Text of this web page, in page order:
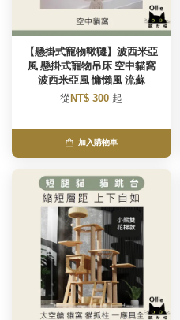
【懸掛式寵物鞦韆】波西米亞
風 懸掛式寵物吊床 空中貓窩
波西米亞風 慵懶風 流蘇
從 NT$ 300 起
加入購物車